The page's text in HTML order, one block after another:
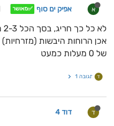
א אפיק ים סוף ✅מאושר
לא כל כך חריג, בסך הכל 2-3 מעלות מתחת לממוצע
אכן הרוחות היבשות
של 0 מעלות כמעט
ד תגובה 1
ד דוד 4